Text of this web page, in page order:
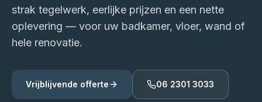
strak tegelwerk, eerlijke prijzen en een nette
oplevering — voor uw badkamer, vloer, wand of
hele renovatie.
Vrijblijvende offerte 06 2301 3033